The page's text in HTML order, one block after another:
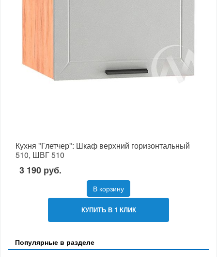
Кухня "Глетчер": Шкаф верхний горизонтальный
510, ШВГ 510
3 190 руб.
В корзину
КУПИТЬ В 1 КЛИК
Популярные в разделе